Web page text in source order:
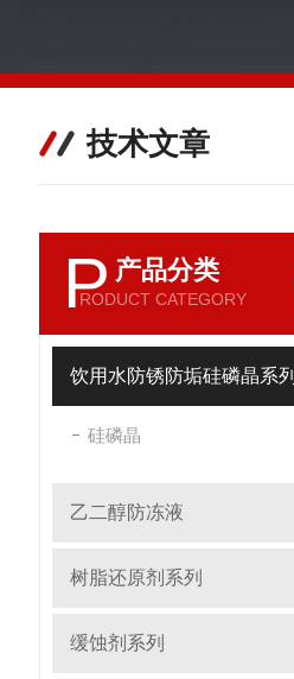
技术文章
P 产品分类
RODUCT CATEGORY
饮用水防锈防垢硅磷晶系列
硅磷晶
乙二醇防冻液
树脂还原剂系列
缓蚀剂系列